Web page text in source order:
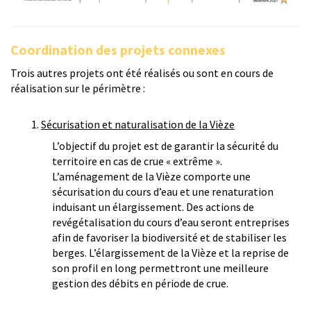
Coordination des projets connexes
Trois autres projets ont été réalisés ou sont en cours de
réalisation sur le périmètre :
1. Sécurisation et naturalisation de la Vièze​
L’objectif du projet est de garantir la sécurité du
territoire en cas de crue « extrême ».
L’aménagement de la Vièze comporte une
sécurisation du cours d’eau et une renaturation
induisant un élargissement. Des actions de
revégétalisation du cours d’eau seront entreprises
afin de favoriser la biodiversité et de stabiliser les
berges. L’élargissement de la Vièze et la reprise de
son profil en long permettront une meilleure
gestion des débits en période de crue.